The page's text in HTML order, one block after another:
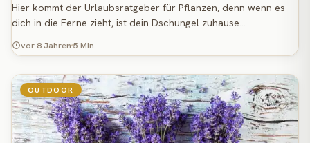
Hier kommt der Urlaubsratgeber für Pflanzen, denn wenn es
dich in die Ferne zieht, ist dein Dschungel zuhause…
vor 8 Jahren 5 Min.
OUTDOOR